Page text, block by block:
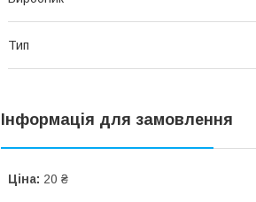
Тип
Інформація для замовлення
Ціна: 20 ₴